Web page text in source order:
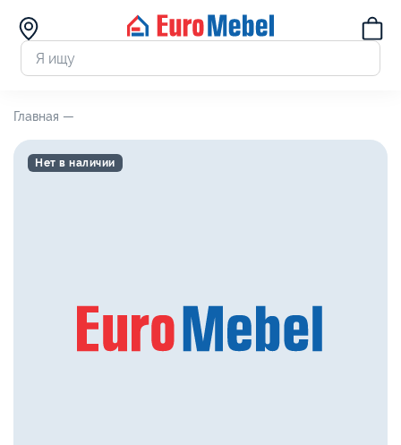
Главная —
Нет в наличии